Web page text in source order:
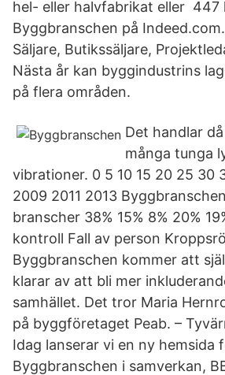
hel- eller halvfabrikat eller 447
Byggbranschen på
Säljare, Butikssäljare,
Nästa år kan byggindustrins
på flera områden.
Det handlar
många tunga
vibrationer. 0 5 10 15 20 25 30
2009 2011 2013
branscher 38% 15% 8% 20%
kontroll Fall av person
Byggbranschen kommer att
klarar av att bli mer
samhället. Det tror Maria
på byggföretaget Peab. –
Idag lanserar vi en ny hemsida
Byggbranschen i samverkan,